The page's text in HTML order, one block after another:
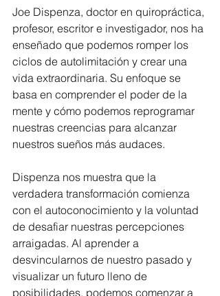
Joe Dispenza, doctor en quiropráctica,
profesor, escritor e investigador, nos ha
enseñado que podemos romper los
ciclos de autolimitación y crear una
vida extraordinaria. Su enfoque se
basa en comprender el poder de la
mente y cómo podemos reprogramar
nuestras creencias para alcanzar
nuestros sueños más audaces.
Dispenza nos muestra que la
verdadera transformación comienza
con el autoconocimiento y la voluntad
de desafiar nuestras percepciones
arraigadas. Al aprender a
desvincularnos de nuestro pasado y
visualizar un futuro lleno de
posibilidades, podemos comenzar a